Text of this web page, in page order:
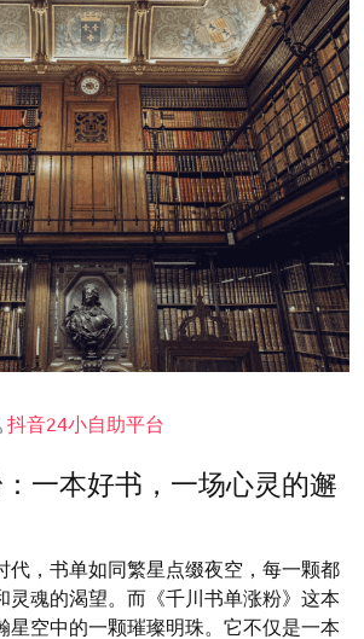
抖音24小自助平台
一本好书，一场心灵的邂
代，书单如同繁星点缀夜空，每一颗都
灵魂的渴望。而《千川书单涨粉》这本
星空中的一颗璀璨明珠。它不仅是一本